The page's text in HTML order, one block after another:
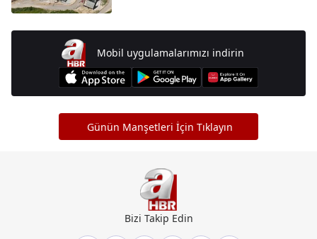
Mobil uygulamalarımızı indirin
Günün Manşetleri İçin Tıklayın
Bizi Takip Edin